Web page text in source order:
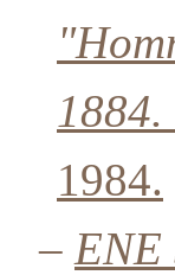
1884.
1984.
– ENE